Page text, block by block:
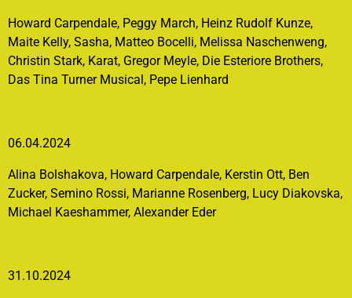
Howard Carpendale, Peggy March, Heinz Rudolf Kunze,
Maite Kelly, Sasha, Matteo Bocelli, Melissa Naschenweng,
Christin Stark, Karat, Gregor Meyle, Die Esteriore Brothers,
Das Tina Turner Musical, Pepe Lienhard
06.04.2024
Alina Bolshakova, Howard Carpendale, Kerstin Ott, Ben
Zucker, Semino Rossi, Marianne Rosenberg, Lucy Diakovska,
Michael Kaeshammer, Alexander Eder
31.10.2024